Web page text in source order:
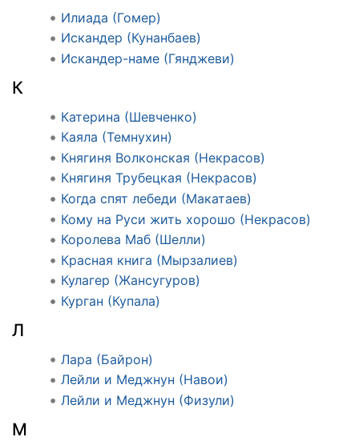
Илиада (Гомер)
Искандер (Кунанбаев)
Искандер-наме (Гянджеви)
К
Катерина (Шевченко)
Каяла (Темнухин)
Княгиня Волконская (Некрасов)
Княгиня Трубецкая (Некрасов)
Когда спят лебеди (Макатаев)
Кому на Руси жить хорошо (Некрасов)
Королева Маб (Шелли)
Красная книга (Мырзалиев)
Кулагер (Жансугуров)
Курган (Купала)
Л
Лара (Байрон)
Лейли и Меджнун (Навои)
Лейли и Меджнун (Физули)
М